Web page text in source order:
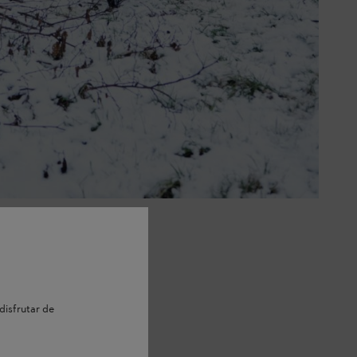
de la necesidad: los meses de otoño e invierno son los más
medio de 930 € por hectárea.
y la estructura de las
de